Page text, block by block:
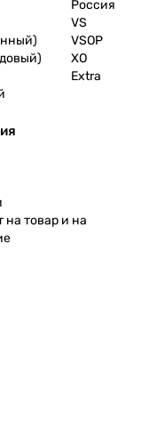
Россия
VS
VSOP
XO
Extra
на товар и на